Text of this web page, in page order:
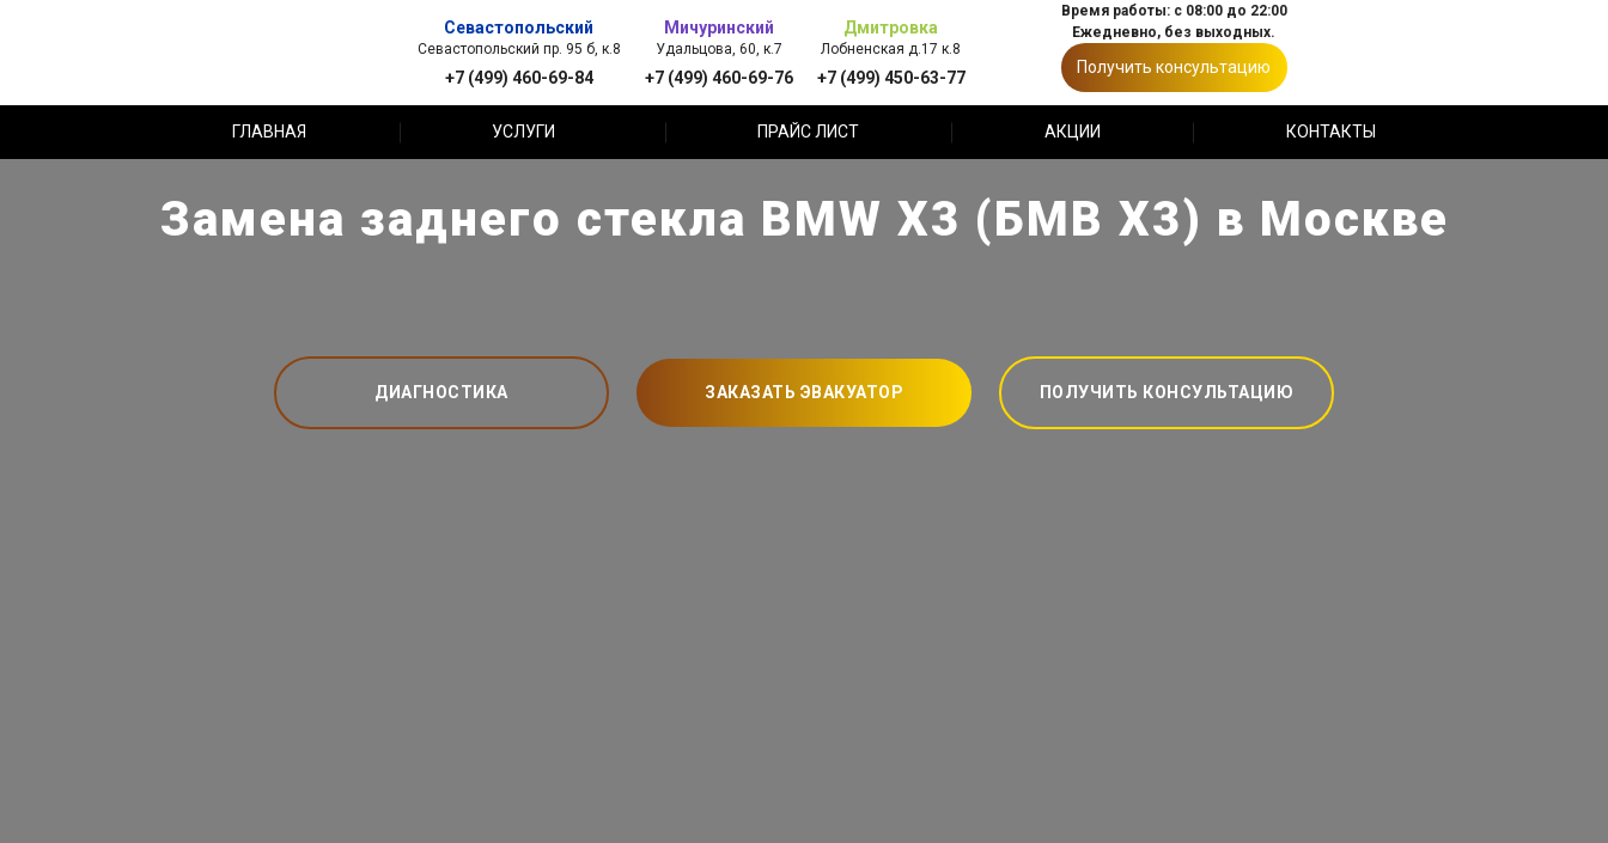
Севастопольский
Севастопольский пр. 95 б, к.8
+7 (499) 460-69-84
Мичуринский
Удальцова, 60, к.7
+7 (499) 460-69-76
Дмитровка
Лобненская д.17 к.8
+7 (499) 450-63-77
Время работы: с 08:00 до 22:00
Ежедневно, без выходных.
Получить консультацию
ГЛАВНАЯ УСЛУГИ ПРАЙС ЛИСТ АКЦИИ КОНТАКТЫ
Замена заднего стекла BMW X3 (БМВ Х3) в Москве
ДИАГНОСТИКА ЗАКАЗАТЬ ЭВАКУАТОР ПОЛУЧИТЬ КОНСУЛЬТАЦИЮ